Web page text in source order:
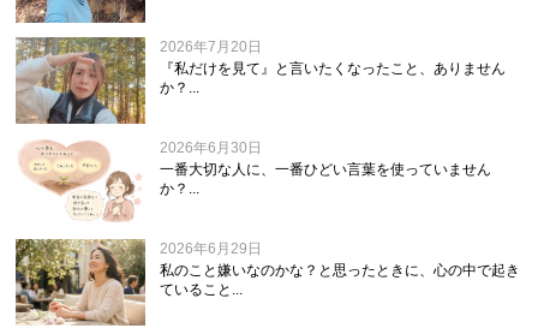
2026年7月20日
『私だけを見て』と言いたくなったこと、ありません
か？...
2026年6月30日
一番大切な人に、一番ひどい言葉を使っていません
か？...
2026年6月29日
私のこと嫌いなのかな？と思ったときに、心の中で起き
ていること...